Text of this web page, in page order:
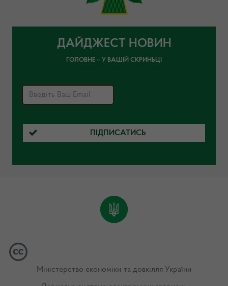
ДАЙДЖЕСТ НОВИН
ГОЛОВНЕ – У ВАШІЙ СКРИНЬЦІ
ПІДПИСАТИСЬ
Міністерство економіки та довкілля України